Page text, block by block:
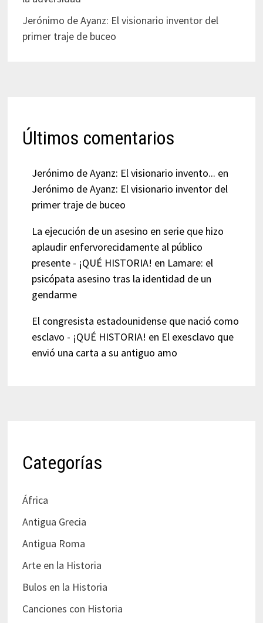
Jerónimo de Ayanz: El visionario inventor del
primer traje de buceo
Últimos comentarios
Jerónimo de Ayanz: El visionario invento... en
Jerónimo de Ayanz: El visionario inventor del
primer traje de buceo
La ejecución de un asesino en serie que hizo
aplaudir enfervorecidamente al público
presente - ¡QUÉ HISTORIA! en Lamare: el
psicópata asesino tras la identidad de un
gendarme
El congresista estadounidense que nació como
esclavo - ¡QUÉ HISTORIA! en El exesclavo que
envió una carta a su antiguo amo
Categorías
África
Antigua Grecia
Antigua Roma
Arte en la Historia
Bulos en la Historia
Canciones con Historia